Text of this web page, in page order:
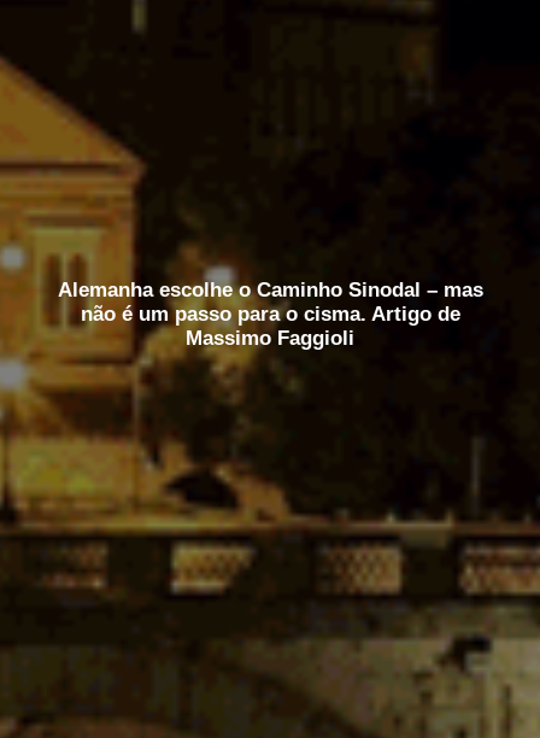
Alemanha escolhe o Caminho Sinodal – mas
não é um passo para o cisma. Artigo de
Massimo Faggioli